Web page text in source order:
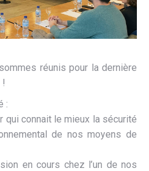
réunis pour la dernière
:
qui connait le mieux la sécurité
de nos moyens de
en cours chez l’un de nos